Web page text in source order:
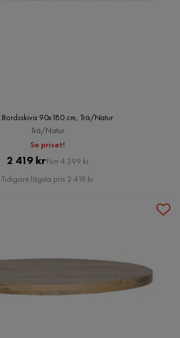
Bordsskiva 90x180 cm, Trä/Natur
Trä/Natur
Se priset!
Pris
2 419 krOriginal
Pris
Förr 4 399 kr
Tidigare lägsta pris 2 419 kr